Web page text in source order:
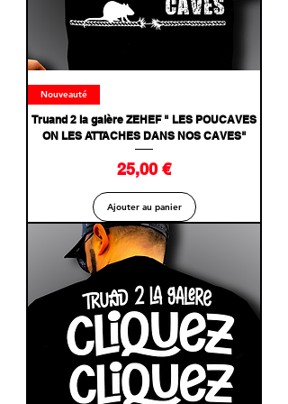
Nouveauté
Truand 2 la galère ZEHEF " LES POUCAVES
ON LES ATTACHES DANS NOS CAVES"
Prix
25,00 €
Ajouter au panier